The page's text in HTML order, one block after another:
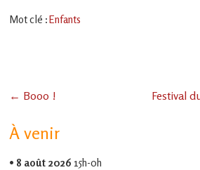
Mot clé :Enfants
← Booo ! Festival
À venir
• 8 août 2026 15h-0h